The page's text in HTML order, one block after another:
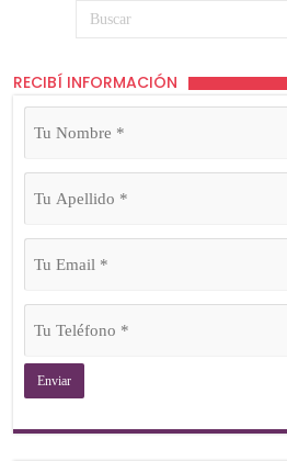
RECIBÍ INFORMACIÓN
Tu
Nombre
Tu
Apellido
Tu
Email
Tu
Teléfono